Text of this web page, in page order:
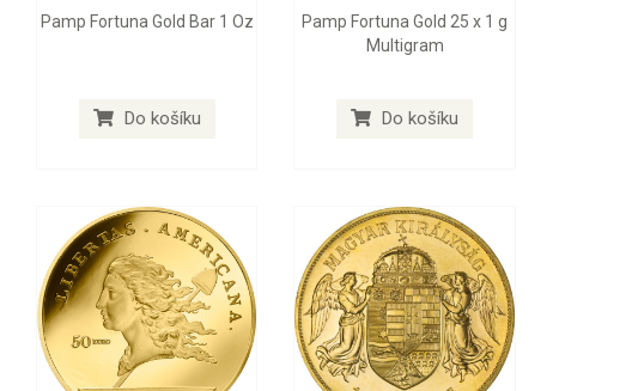
Pamp Fortuna Gold Bar 1 Oz
Do košíku
Pamp Fortuna Gold 25 x 1 g
Multigram
Do košíku